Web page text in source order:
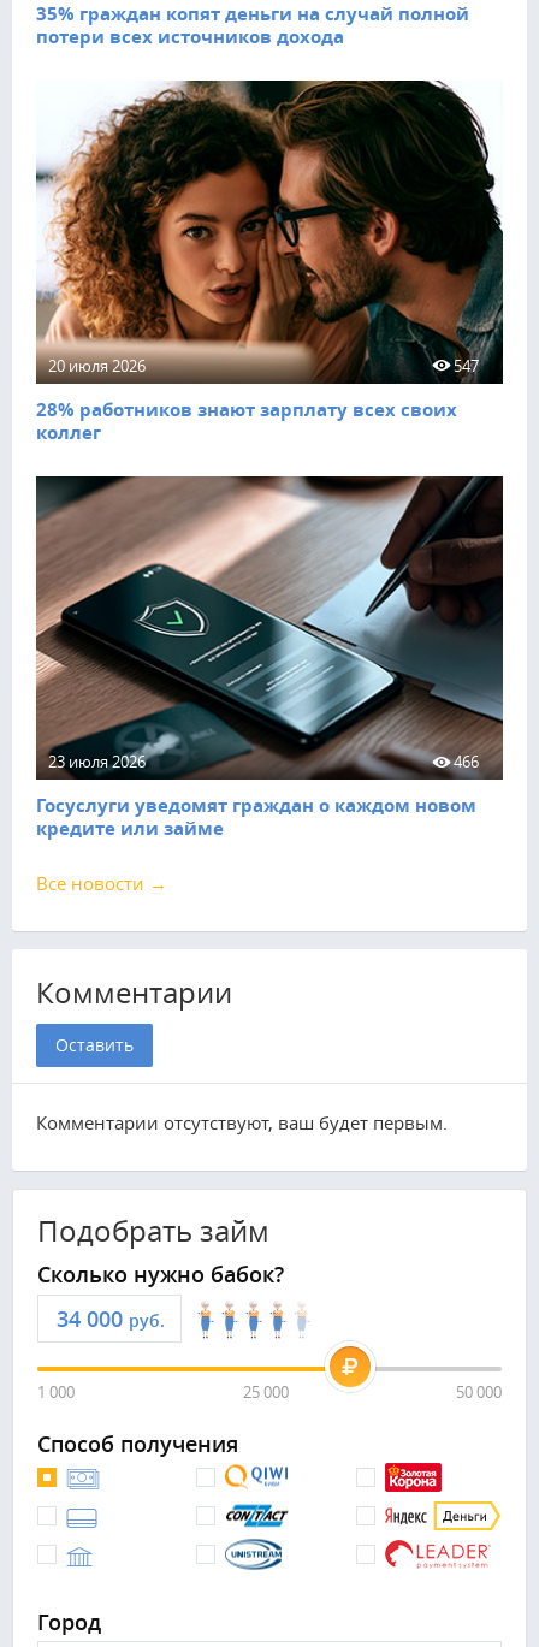
35% граждан копят деньги на случай полной
потери всех источников дохода
20 июля 2026 547
28% работников знают зарплату всех своих
коллег
23 июля 2026 466
Госуслуги уведомят граждан о каждом новом
кредите или займе
Все новости →
Комментарии
Оставить
Комментарии отсутствуют, ваш будет первым.
Подобрать займ
Сколько нужно бабок?
руб.
1 000 25 000 50 000
Способ получения
Город